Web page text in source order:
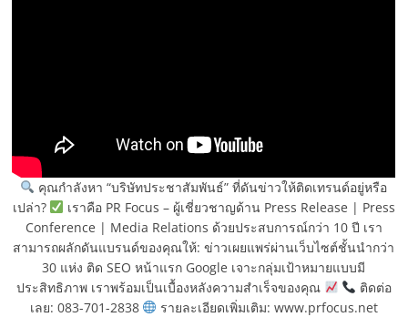
คุณกำลังหา “บริษัทประชาสัมพันธ์” ที่ดันข่าวให้ติดเทรนด์อยู่หรือ
เปล่า?
เราคือ PR Focus – ผู้เชี่ยวชาญด้าน Press Release | Press
Conference | Media Relations ด้วยประสบการณ์กว่า 10 ปี เรา
สามารถผลักดันแบรนด์ของคุณให้: ข่าวเผยแพร่ผ่านเว็บไซต์ชั้นนำกว่า
30 แห่ง ติด SEO หน้าแรก Google เจาะกลุ่มเป้าหมายแบบมี
ประสิทธิภาพ เราพร้อมเป็นเบื้องหลังความสำเร็จของคุณ
ติดต่อ
เลย: 083-701-2838
รายละเอียดเพิ่มเติม: www.prfocus.net